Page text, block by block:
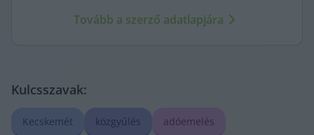
arca és a háttérben élők történetei egyszerre jelennek
Tovább a szerző adatlapjára
Kulcsszavak:
Kecskemét közgyűlés adóemelés